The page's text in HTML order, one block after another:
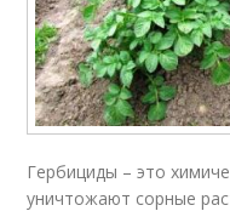
Гербициды – это
уничтожают сорные